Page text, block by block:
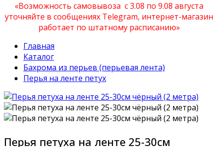
«Возможность самовывоза с 3.08 по 9.08 августа
уточняйте в сообщениях Telegram, интернет-магазин
работает по штатному расписанию»
Главная
Каталог
Бахрома из перьев (перьевая лента)
Перья на ленте петух
Перья петуха на ленте 25-30см